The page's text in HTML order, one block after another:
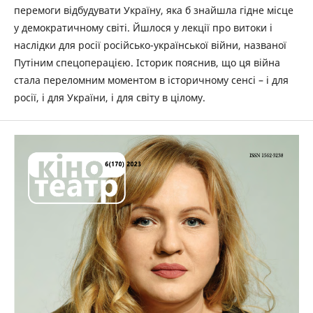
перемоги відбудувати Україну, яка б знайшла гідне місце
у демократичному світі. Йшлося у лекції про витоки і
наслідки для росії російсько-української війни, названої
Путіним спецоперацією. Історик пояснив, що ця війна
стала переломним моментом в історичному сенсі – і для
росії, і для України, і для світу в цілому.